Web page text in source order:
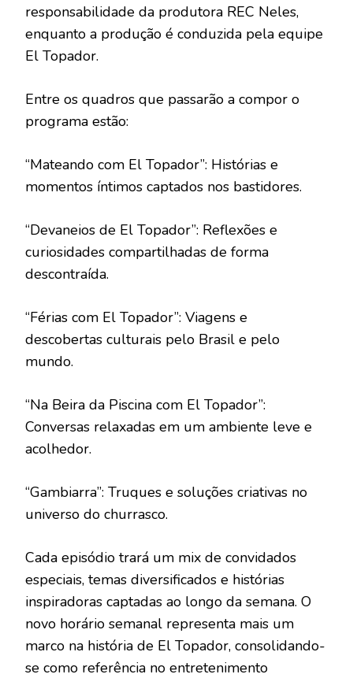
responsabilidade da produtora REC Neles,
enquanto a produção é conduzida pela equipe
El Topador.
Entre os quadros que passarão a compor o
programa estão:
“Mateando com El Topador”: Histórias e
momentos íntimos captados nos bastidores.
“Devaneios de El Topador”: Reflexões e
curiosidades compartilhadas de forma
descontraída.
“Férias com El Topador”: Viagens e
descobertas culturais pelo Brasil e pelo
mundo.
“Na Beira da Piscina com El Topador”:
Conversas relaxadas em um ambiente leve e
acolhedor.
“Gambiarra”: Truques e soluções criativas no
universo do churrasco.
Cada episódio trará um mix de convidados
especiais, temas diversificados e histórias
inspiradoras captadas ao longo da semana. O
novo horário semanal representa mais um
marco na história de El Topador, consolidando-
se como referência no entretenimento